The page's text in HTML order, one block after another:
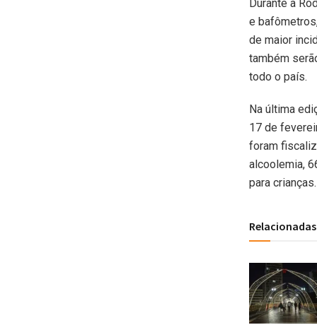
Durante a
e
de maior
também
todo o país.
Na última
17 de
foram
alcoolemia,
para crianças.
Relacionadas